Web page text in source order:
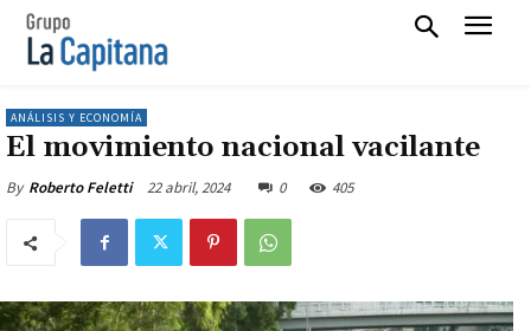
ANÁLISIS Y ECONOMÍA
El movimiento nacional vacilante
By Roberto Feletti 22 abril, 2024 0 405